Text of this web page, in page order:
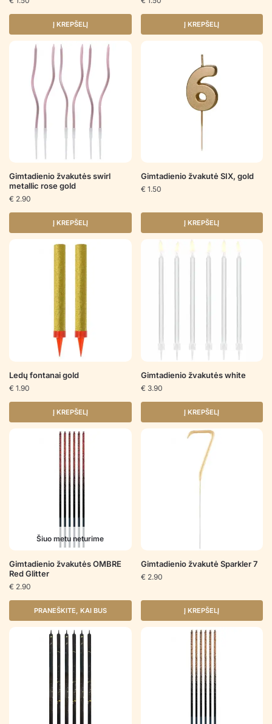
Į KREPŠELĮ Į KREPŠELĮ
Gimtadienio žvakutės swirl
metallic rose gold
€ 2.90
Į KREPŠELĮ
Gimtadienio žvakutė SIX, gold
€ 1.50
Į KREPŠELĮ
Ledų fontanai gold
€ 1.90
Į KREPŠELĮ
Gimtadienio žvakutės white
€ 3.90
Į KREPŠELĮ
Šiuo metu neturime
Gimtadienio žvakutės OMBRE
Red Glitter
€ 2.90
PRANEŠKITE, KAI BUS
Gimtadienio žvakutė Sparkler 7
€ 2.90
Į KREPŠELĮ